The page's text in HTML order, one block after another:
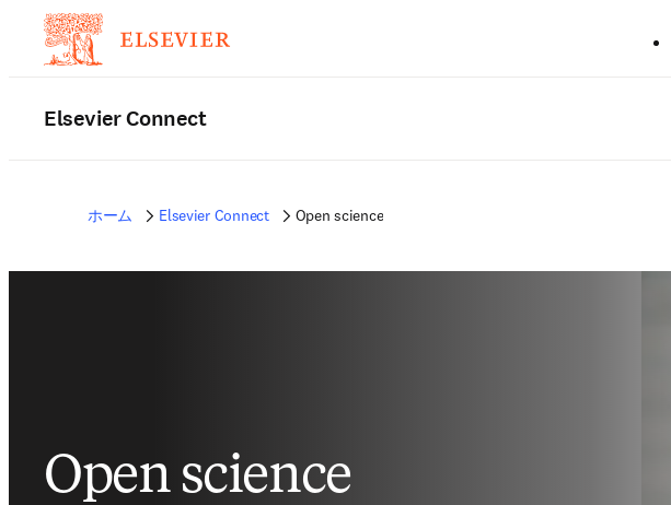
Elsevier Connect
ホーム Elsevier Connect Open science
Open science